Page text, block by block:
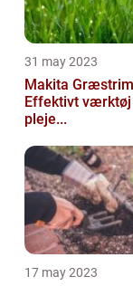
31 may 2023
Makita
Effektivt
pleje...
17 may 2023